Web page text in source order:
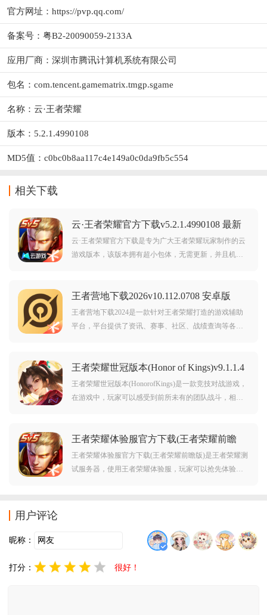
官方网址： https://pvp.qq.com/
备案号：粤B2-20090059-2133A
应用厂商： 深圳市腾讯计算机系统有限公司
包名：com.tencent.gamematrix.tmgp.sgame
名称：云·王者荣耀
版本：5.2.1.4990108
MD5值：c0bc0b8aa117c4e149a0c0da9fb5c554
相关下载
云·王者荣耀官方下载v5.2.1.4990108 最新
版
云·王者荣耀官方下载是专为广大王者荣耀玩家制作的云
游戏版本，该版本拥有超小包体，无需更新，并且机型
王者营地下载2026v10.112.0708 安卓版
王者营地下载2024是一款针对王者荣耀打造的游戏辅助
平台，平台提供了资讯、赛事、社区、战绩查询等各种
地》是《王者荣耀》官方APP，集合了资讯、赛事、社
区、战绩
王者荣耀世冠版本(Honor of Kings)v9.1.1.4
安卓版
王者荣耀世冠版本(HonorofKings)是一款竞技对战游戏，
在游戏中，玩家可以感受到前所未有的团队战斗，相互
王者荣耀体验服官方下载(王者荣耀前瞻
版)v11.21.1.21 安卓最新版
王者荣耀体验服官方下载(王者荣耀前瞻版)是王者荣耀测
试服务器，使用王者荣耀体验服，玩家可以抢先体验游
用户评论
昵称：
打分： 很好！